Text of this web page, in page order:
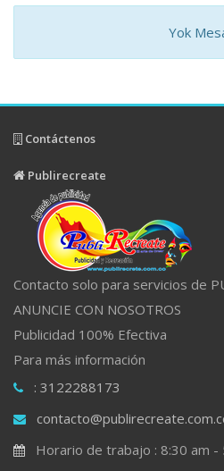
Yok
Contáctenos
Publirecreate
Contacto solo para servicios de
ANUNCIE CON NOSOTROS
Publicidad 100% Efectiva
Para más información
: 3122288173
Horario de trabajo : 8:30 am -